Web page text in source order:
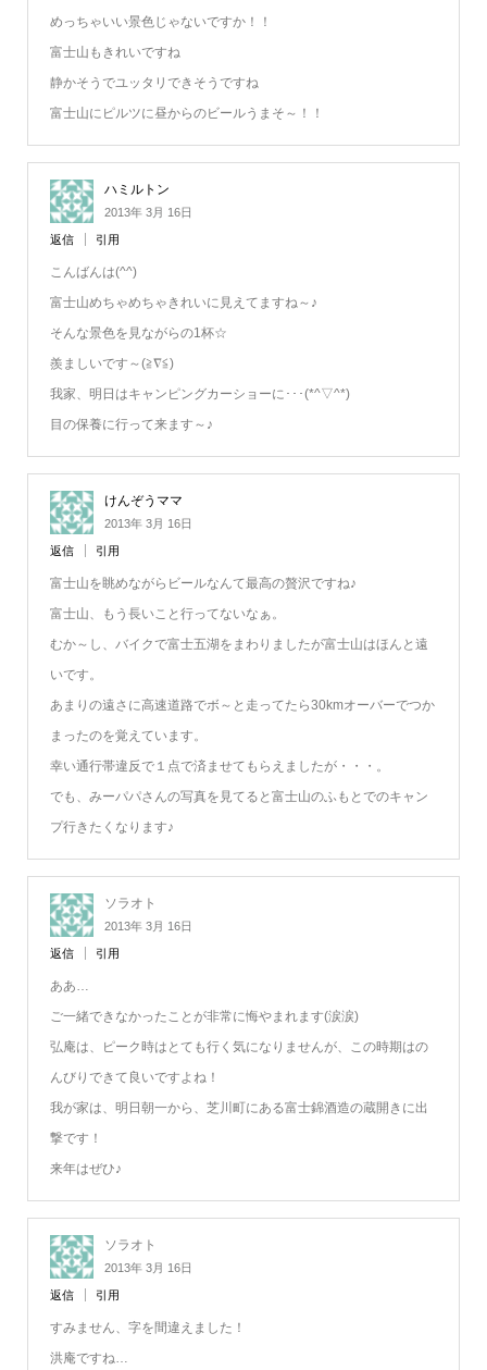
めっちゃいい景色じゃないですか！！
富士山もきれいですね
静かそうでユッタリできそうですね
富士山にピルツに昼からのビールうまそ～！！
ハミルトン
2013年 3月 16日
返信 引用
こんばんは(^^)
富士山めちゃめちゃきれいに見えてますね～♪
そんな景色を見ながらの1杯☆
羨ましいです～(≧∇≦)
我家、明日はキャンピングカーショーに･･･(*^▽^*)
目の保養に行って来ます～♪
けんぞうママ
2013年 3月 16日
返信 引用
富士山を眺めながらビールなんて最高の贅沢ですね♪
富士山、もう長いこと行ってないなぁ。
むか～し、バイクで富士五湖をまわりましたが富士山はほんと遠
いです。
あまりの遠さに高速道路でボ～と走ってたら30kmオーバーでつか
まったのを覚えています。
幸い通行帯違反で１点で済ませてもらえましたが・・・。
でも、みーパパさんの写真を見てると富士山のふもとでのキャン
プ行きたくなります♪
ソラオト
2013年 3月 16日
返信 引用
ああ…
ご一緒できなかったことが非常に悔やまれます(涙涙)
弘庵は、ピーク時はとても行く気になりませんが、この時期はの
んびりできて良いですよね！
我が家は、明日朝一から、芝川町にある富士錦酒造の蔵開きに出
撃です！
来年はぜひ♪
ソラオト
2013年 3月 16日
返信 引用
すみません、字を間違えました！
洪庵ですね…